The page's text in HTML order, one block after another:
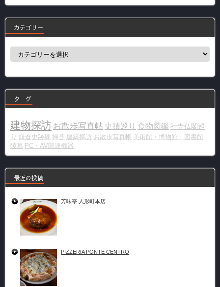
カテゴリー
ー
タ グ
建物探訪 お散歩写真帖 史蹟巡り 食物図鑑 社寺仏閣巡
り 鎌倉史跡碑 掃苔 建築探訪 お散歩写真帳 美術館・博物館・図書館
陵墓 PC・AV関連機器
最近の投稿
芳味亭 人形町本店
PIZZERIA PONTE CENTRO